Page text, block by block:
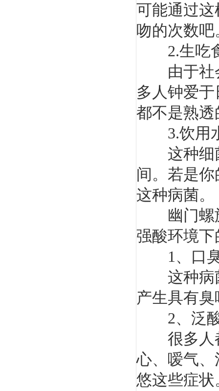
可能通过
吻的次数吧
2.生吃
由于社会
多人钟爱
都不是熟
3.饮用
这种细菌
间。若是
这种病菌。
幽门螺旋
强酸环境
1、口
这种病菌
产生具有
2、泛
很多人都
心、嗳气
悠这些症状